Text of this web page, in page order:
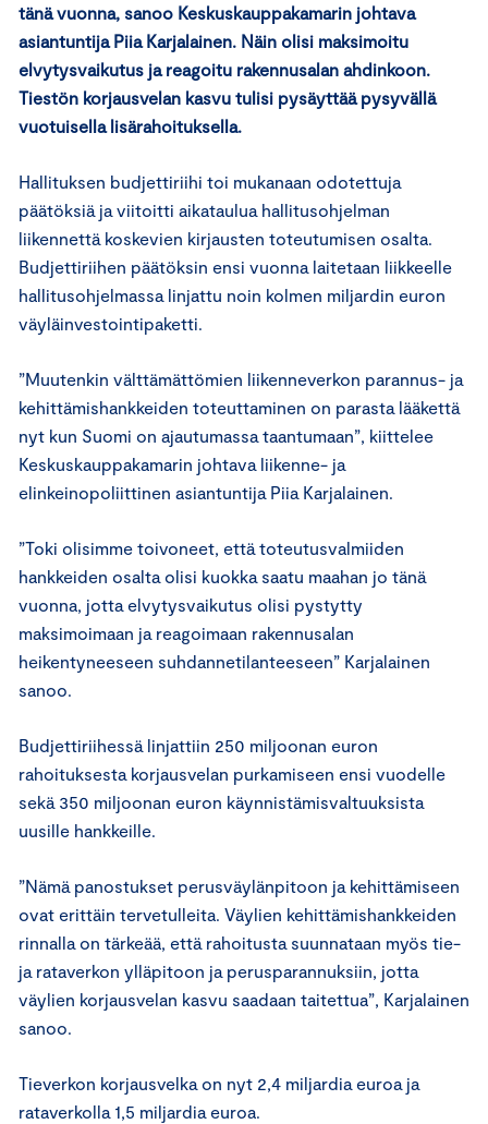
tänä vuonna, sanoo Keskuskauppakamarin johtava
asiantuntija Piia Karjalainen. Näin olisi maksimoitu
elvytysvaikutus ja reagoitu rakennusalan ahdinkoon.
Tiestön korjausvelan kasvu tulisi pysäyttää pysyvällä
vuotuisella lisärahoituksella.
Hallituksen budjettiriihi toi mukanaan odotettuja
päätöksiä ja viitoitti aikataulua hallitusohjelman
liikennettä koskevien kirjausten toteutumisen osalta.
Budjettiriihen päätöksin ensi vuonna laitetaan liikkeelle
hallitusohjelmassa linjattu noin kolmen miljardin euron
väyläinvestointipaketti.
”Muutenkin välttämättömien liikenneverkon parannus- ja
kehittämishankkeiden toteuttaminen on parasta lääkettä
nyt kun Suomi on ajautumassa taantumaan”, kiittelee
Keskuskauppakamarin johtava liikenne- ja
elinkeinopoliittinen asiantuntija Piia Karjalainen.
”Toki olisimme toivoneet, että toteutusvalmiiden
hankkeiden osalta olisi kuokka saatu maahan jo tänä
vuonna, jotta elvytysvaikutus olisi pystytty
maksimoimaan ja reagoimaan rakennusalan
heikentyneeseen suhdannetilanteeseen” Karjalainen
sanoo.
Budjettiriihessä linjattiin 250 miljoonan euron
rahoituksesta korjausvelan purkamiseen ensi vuodelle
sekä 350 miljoonan euron käynnistämisvaltuuksista
uusille hankkeille.
”Nämä panostukset perusväylänpitoon ja kehittämiseen
ovat erittäin tervetulleita. Väylien kehittämishankkeiden
rinnalla on tärkeää, että rahoitusta suunnataan myös tie-
ja rataverkon ylläpitoon ja perusparannuksiin, jotta
väylien korjausvelan kasvu saadaan taitettua”, Karjalainen
sanoo.
Tieverkon korjausvelka on nyt 2,4 miljardia euroa ja
rataverkolla 1,5 miljardia euroa.